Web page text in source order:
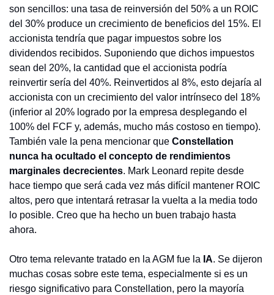
son sencillos: una tasa de reinversión del 50% a un ROIC
del 30% produce un crecimiento de beneficios del 15%. El
accionista tendría que pagar impuestos sobre los
dividendos recibidos. Suponiendo que dichos impuestos
sean del 20%, la cantidad que el accionista podría
reinvertir sería del 40%. Reinvertidos al 8%, esto dejaría al
accionista con un crecimiento del valor intrínseco del 18%
(inferior al 20% logrado por la empresa desplegando el
100% del FCF y, además, mucho más costoso en tiempo).
También vale la pena mencionar que Constellation
nunca ha ocultado el concepto de rendimientos
marginales decrecientes. Mark Leonard repite desde
hace tiempo que será cada vez más difícil mantener ROIC
altos, pero que intentará retrasar la vuelta a la media todo
lo posible. Creo que ha hecho un buen trabajo hasta
ahora.
Otro tema relevante tratado en la AGM fue la IA. Se dijeron
muchas cosas sobre este tema, especialmente si es un
riesgo significativo para Constellation, pero la mayoría